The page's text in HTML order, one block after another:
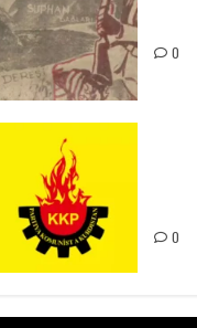
0
0